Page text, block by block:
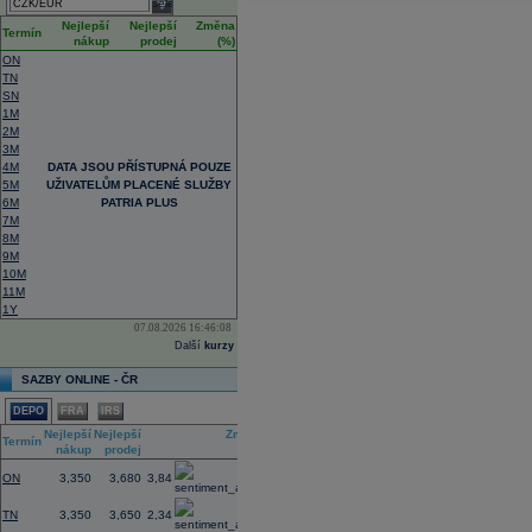
select
Termín
Nejlepší
nákup
Nejlepší
prodej
Změna
(%)
ON
DATA JSOU PŘÍSTUPNÁ POUZE
UŽIVATELŮM PLACENÉ SLUŽBY
PATRIA PLUS
TN
SN
1M
2M
3M
4M
5M
6M
7M
8M
9M
10M
11M
1Y
07.08.2026 16:46:08
Další kurzy
SAZBY ONLINE - ČR
DEPO FRA IRS
Termín
Nejlepší
nákup
Nejlepší
prodej
Změna
ON 3,350 3,680 3,84
TN 3,350 3,650 2,34